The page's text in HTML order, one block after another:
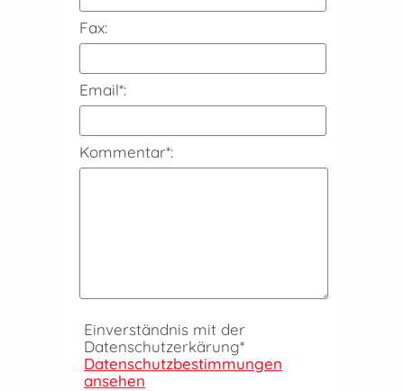
Fax:
Email*:
Kommentar*:
Einverständnis mit der
Datenschutzerkärung*
Datenschutzbestimmungen
ansehen